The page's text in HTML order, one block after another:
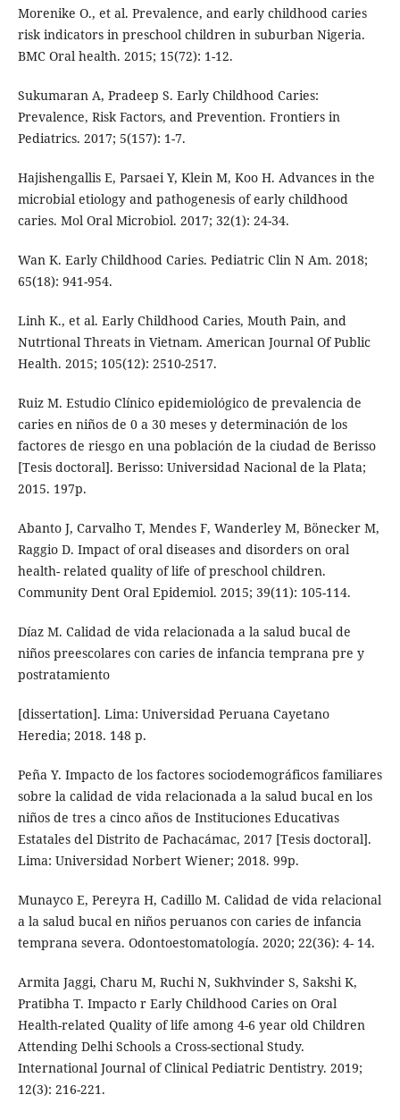
Morenike O., et al. Prevalence, and early childhood caries
risk indicators in preschool children in suburban Nigeria.
BMC Oral health. 2015; 15(72): 1-12.
Sukumaran A, Pradeep S. Early Childhood Caries:
Prevalence, Risk Factors, and Prevention. Frontiers in
Pediatrics. 2017; 5(157): 1-7.
Hajishengallis E, Parsaei Y, Klein M, Koo H. Advances in the
microbial etiology and pathogenesis of early childhood
caries. Mol Oral Microbiol. 2017; 32(1): 24-34.
Wan K. Early Childhood Caries. Pediatric Clin N Am. 2018;
65(18): 941-954.
Linh K., et al. Early Childhood Caries, Mouth Pain, and
Nutrtional Threats in Vietnam. American Journal Of Public
Health. 2015; 105(12): 2510-2517.
Ruiz M. Estudio Clínico epidemiológico de prevalencia de
caries en niños de 0 a 30 meses y determinación de los
factores de riesgo en una población de la ciudad de Berisso
[Tesis doctoral]. Berisso: Universidad Nacional de la Plata;
2015. 197p.
Abanto J, Carvalho T, Mendes F, Wanderley M, Bönecker M,
Raggio D. Impact of oral diseases and disorders on oral
health- related quality of life of preschool children.
Community Dent Oral Epidemiol. 2015; 39(11): 105-114.
Díaz M. Calidad de vida relacionada a la salud bucal de
niños preescolares con caries de infancia temprana pre y
postratamiento
[dissertation]. Lima: Universidad Peruana Cayetano
Heredia; 2018. 148 p.
Peña Y. Impacto de los factores sociodemográficos familiares
sobre la calidad de vida relacionada a la salud bucal en los
niños de tres a cinco años de Instituciones Educativas
Estatales del Distrito de Pachacámac, 2017 [Tesis doctoral].
Lima: Universidad Norbert Wiener; 2018. 99p.
Munayco E, Pereyra H, Cadillo M. Calidad de vida relacional
a la salud bucal en niños peruanos con caries de infancia
temprana severa. Odontoestomatología. 2020; 22(36): 4- 14.
Armita Jaggi, Charu M, Ruchi N, Sukhvinder S, Sakshi K,
Pratibha T. Impacto r Early Childhood Caries on Oral
Health-related Quality of life among 4-6 year old Children
Attending Delhi Schools a Cross-sectional Study.
International Journal of Clinical Pediatric Dentistry. 2019;
12(3): 216-221.